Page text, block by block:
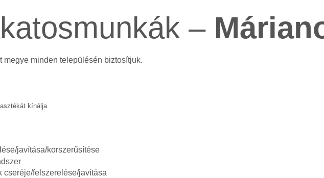
–
minden településén biztosítjuk.
kínálja.
javítása/korszerűsítése
cseréje/felszerelése/javítása